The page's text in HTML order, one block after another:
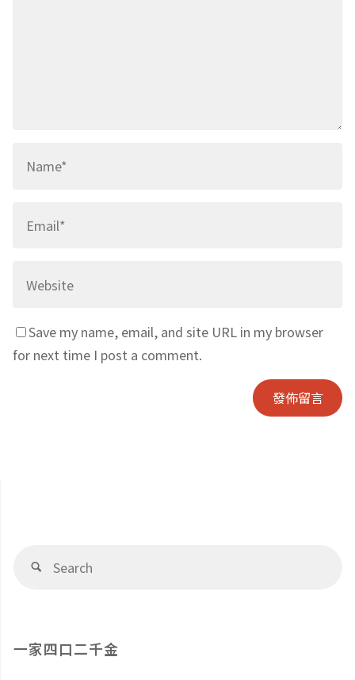
Save my name, email, and site URL in my browser
for next time I post a comment.
Search
一家四口二千金